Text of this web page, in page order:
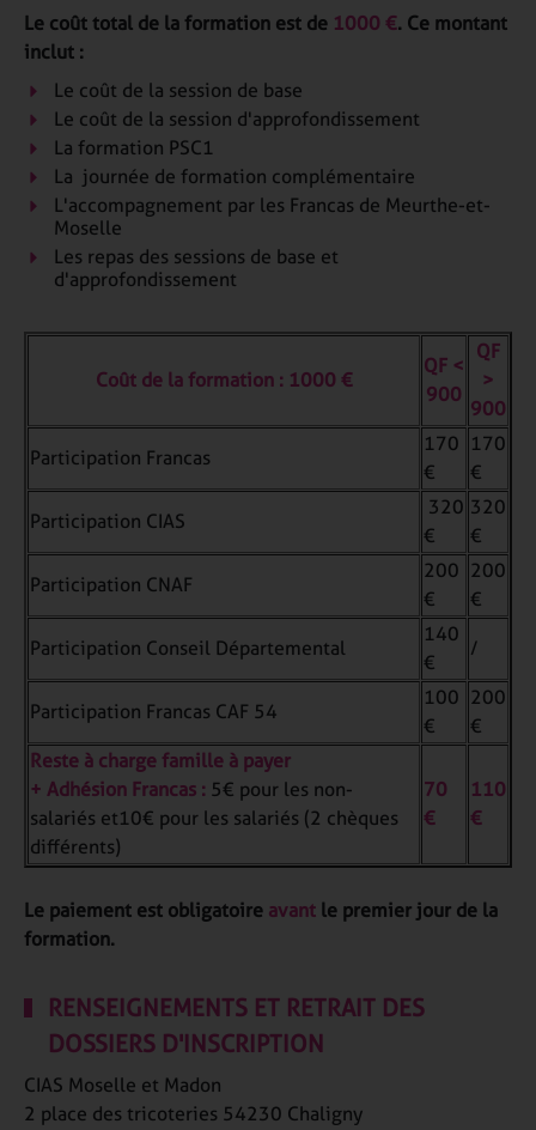
Le coût total de la formation est de 1000 €. Ce montant
inclut :
Le coût de la session de base
Le coût de la session d'approfondissement
La formation PSC1
La journée de formation complémentaire
L'accompagnement par les Francas de Meurthe-et-
Moselle
Les repas des sessions de base et
d'approfondissement
Coût de la formation : 1000 €
QF <
900
QF
>
900
Participation Francas
170
€
170
€
Participation CIAS
320
€
320
€
Participation CNAF
200
€
200
€
Participation Conseil Départemental
140
€
/
Participation Francas CAF 54
100
€
200
€
Reste à charge famille à payer
+ Adhésion Francas : 5€ pour les non-
salariés et10€ pour les salariés (2 chèques
différents)
70
€
110
€
Le paiement est obligatoire avant le premier jour de la
formation.
RENSEIGNEMENTS ET RETRAIT DES
DOSSIERS D'INSCRIPTION
CIAS Moselle et Madon
2 place des tricoteries 54230 Chaligny